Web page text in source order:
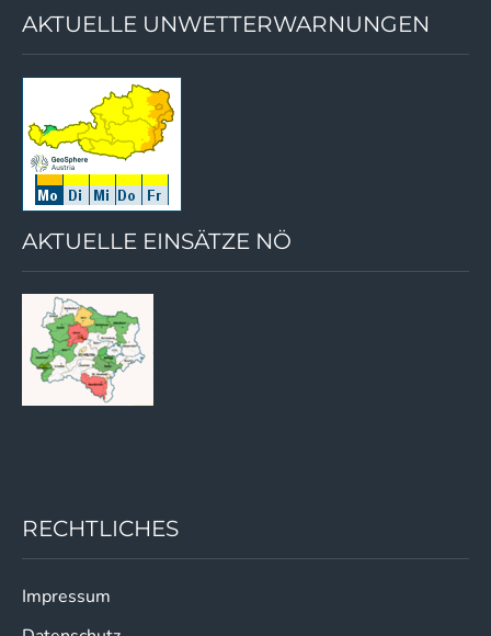
AKTUELLE UNWETTERWARNUNGEN
AKTUELLE EINSÄTZE NÖ
RECHTLICHES
Impressum